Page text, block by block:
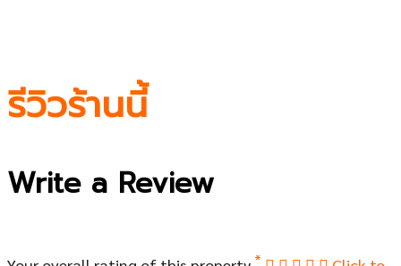
รีวิวร้านนี้
Write a Review
*